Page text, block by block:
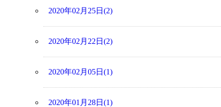
2020年02月25日(2)
2020年02月22日(2)
2020年02月05日(1)
2020年01月28日(1)